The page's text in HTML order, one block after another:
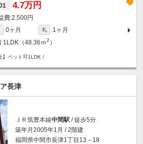
4.7万円
2,500円
0ヶ月 礼
1ヶ月
1LDK（48.36ｍ2 ）
ペット可1LDK！
長津
ＪＲ筑豊本線中間駅 / 徒歩5分
築年月2005年1月 / 2階建
福岡県中間市長津1丁目13－18